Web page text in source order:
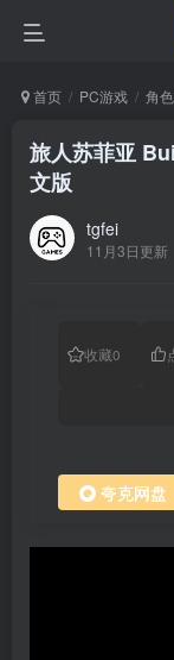
首页 PC游戏 角
旅人苏菲亚
文版
tgfei
11月3日更新
收藏0
夸克网盘